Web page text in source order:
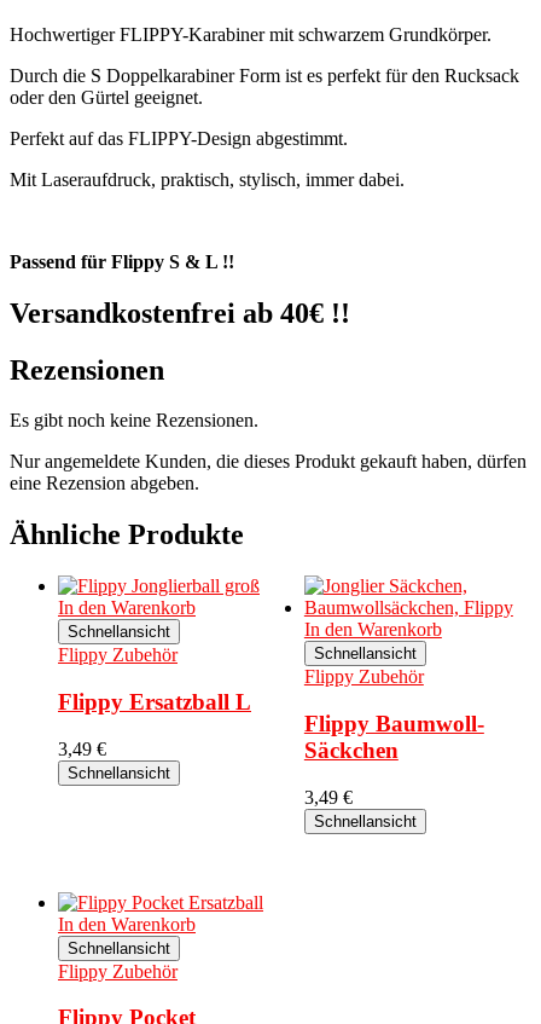
Hochwertiger FLIPPY-Karabiner mit schwarzem Grundkörper.
Durch die S Doppelkarabiner Form ist es perfekt für den Rucksack
oder den Gürtel geeignet.
Perfekt auf das FLIPPY-Design abgestimmt.
Mit Laseraufdruck, praktisch, stylisch, immer dabei.
Passend für Flippy S & L !!
Versandkostenfrei ab 40€ !!
Rezensionen
Es gibt noch keine Rezensionen.
Nur angemeldete Kunden, die dieses Produkt gekauft haben, dürfen
eine Rezension abgeben.
Ähnliche Produkte
In den Warenkorb
Schnellansicht
Flippy Zubehör
Flippy Ersatzball L
3,49 €
Schnellansicht
In den Warenkorb
Schnellansicht
Flippy Zubehör
Flippy Baumwoll-
Säckchen
3,49 €
Schnellansicht
In den Warenkorb
Schnellansicht
Flippy Zubehör
Flippy Pocket